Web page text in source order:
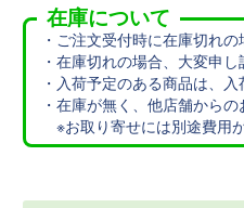
在庫について
・ご注文受付時に在庫切れ
・在庫切れの場合、大変申
・入荷予定のある商品は、
・在庫が無く、他店舗から
※お取り寄せには別途費用